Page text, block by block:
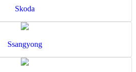
Skoda
Ssangyong